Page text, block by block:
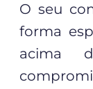
O seu
forma
acima